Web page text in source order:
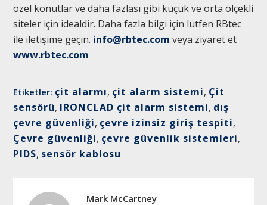
özel konutlar ve daha fazlası gibi küçük ve orta ölçekli
siteler için idealdir. Daha fazla bilgi için lütfen RBtec
ile iletişime geçin. info@rbtec.com veya ziyaret et
www.rbtec.com
Etiketler: çit alarmı, çit alarm sistemi, Çit
sensörü, IRONCLAD çit alarm sistemi, dış
çevre güvenliği, çevre izinsiz giriş tespiti,
Çevre güvenliği, çevre güvenlik sistemleri,
PIDS, sensör kablosu
Mark McCartney